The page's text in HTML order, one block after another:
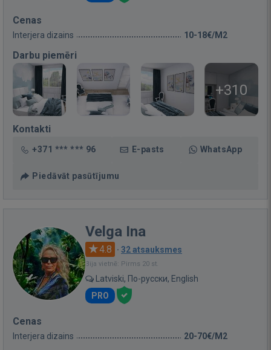
Cenas
Interjera dizains 10-18€/M2
Darbu piemēri
+310
Kontakti
+371 *** *** 96 E-pasts WhatsApp
Piedāvāt pasūtījumu
Velga Ina
4.8 · 32 atsauksmes
Bija vietnē: Pirms 20 st.
Latviski, По-русски, English
PRO
Cenas
Interjera dizains 20-70€/M2